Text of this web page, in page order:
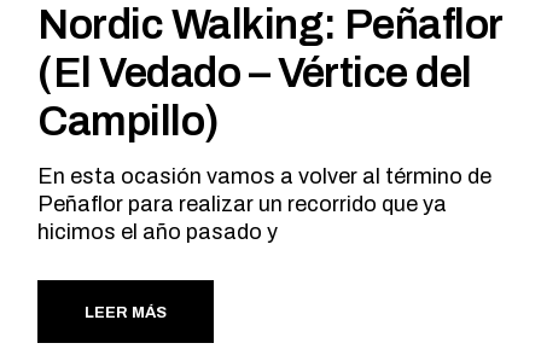
Nordic Walking: Peñaflor
(El Vedado – Vértice del
Campillo)
En esta ocasión vamos a volver al término de
Peñaflor para realizar un recorrido que ya
hicimos el año pasado y
LEER MÁS